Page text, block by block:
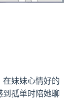
妹妹心情好的
孤单时陪她聊